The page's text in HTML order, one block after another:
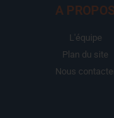
A PROPOS
L'équipe
Plan du site
Nous